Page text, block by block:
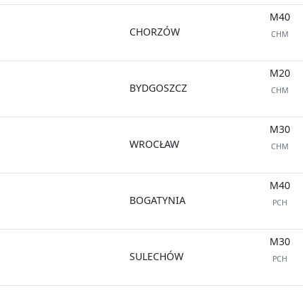
CHORZÓW
M40
CHM
BYDGOSZCZ
M20
CHM
WROCŁAW
M30
CHM
BOGATYNIA
M40
PCH
SULECHÓW
M30
PCH